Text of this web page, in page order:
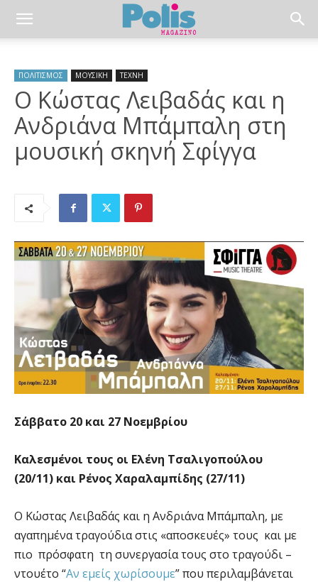
ΠΟΛΙΤΙΣΜΟΣ ΜΟΥΣΙΚΗ ΤΕΧΝΗ
Ο Κώστας Λειβαδάς και η
Ανδριάνα Μπάμπαλη στη
μουσική σκηνή Σφίγγα
Σάββατο 20 και 27 Νοεμβρίου
Καλεσμένοι τους οι Ελένη Τσαλιγοπούλου
(20/11) και Ρένος Χαραλαμπίδης (27/11)
Ο Κώστας Λειβαδάς και η Ανδριάνα Μπάμπαλη, με
αγαπημένα τραγούδια στις «αποσκευές» τους και με
πιο πρόσφατη τη συνεργασία τους στο τραγούδι –
ντουέτο “Αν εμείς χωρίσουμε” που περιλαμβάνεται